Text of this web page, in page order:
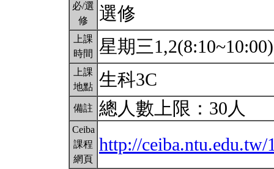
必/選
修
選修
上課
時間
星期三
上課
地點 生科3C
備註 總人數上限：30人
Ceiba
課程
網頁
http://ceiba.ntu.edu.tw/